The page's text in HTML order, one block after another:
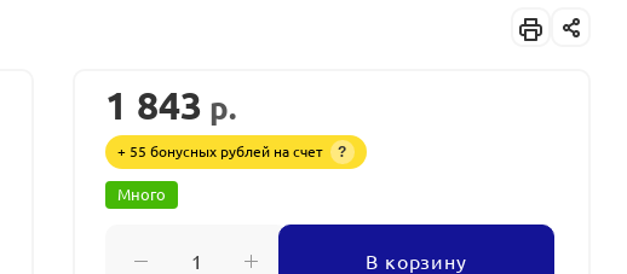
1 843 р.
+ 55 бонусных рублей на счет ?
Много
В корзину